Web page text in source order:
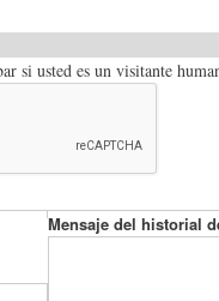
si usted es un visitante
Mensaje del historial